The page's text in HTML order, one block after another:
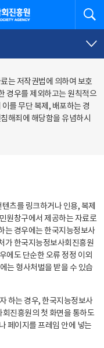
는 저작권법에 의하여 보호
경우를 제외하고는 원칙적으
를 무단 복제, 배포하는 경
해죄에 해당함을 유념하시
츠를 링크하거나 인용, 복제
원창구에서 제공하는 자료로
는 경우에는 한국지능정보사
가 한국지능정보사회진흥원
에도 단순한 오류 정정 이외
는 형사처벌을 받을 수 있습
하는 경우, 한국지능정보사
진흥원의 첫 화면을 통하도
페이지를 프레임 안에 넣는